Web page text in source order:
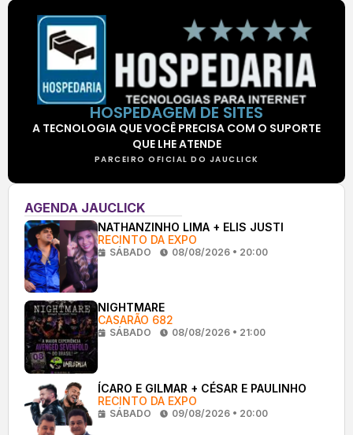
HOSPEDAGEM DE SITES
A TECNOLOGIA QUE VOCÊ PRECISA COM O SUPORTE
QUE LHE ATENDE
PARCEIRO OFICIAL DO JAUCLICK
AGENDA JAUCLICK
NATHANZINHO LIMA + ELIS JUSTI
RECINTO DA EXPO
SÁBADO 08/08/2026 • 20:00
NIGHTMARE
CASARÃO 682
SÁBADO 08/08/2026 • 21:00
ÍCARO E GILMAR + CÉSAR E PAULINHO
RECINTO DA EXPO
SÁBADO 09/08/2026 • 20:00